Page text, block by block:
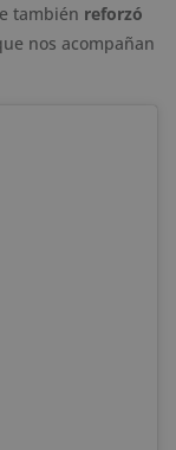
también reforzó
nos acompañan